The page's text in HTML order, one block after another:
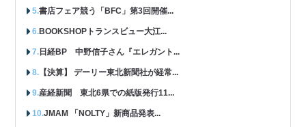
書店フェア競う「BFC」第3回開催...
BOOKSHOPトランスビュー大江...
日経BP 中野信子さん『エレガント...
【決算】 デーリー東北新聞社が経常...
産経新聞 東北6県での紙版発行11...
JMAM 「NOLTY」新商品発表...